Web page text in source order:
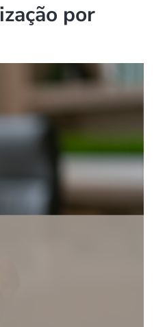
por